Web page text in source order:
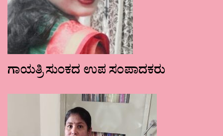
ಗಾಯತ್ರಿ ಸುಂಕದ ಉಪ ಸಂಪಾದಕರು